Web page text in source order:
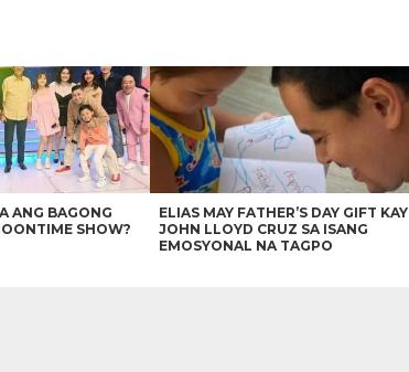
ANG BAGONG
SHOW?
ELIAS MAY FATHER’S DAY GIFT KAY
JOHN LLOYD CRUZ SA ISANG
EMOSYONAL NA TAGPO